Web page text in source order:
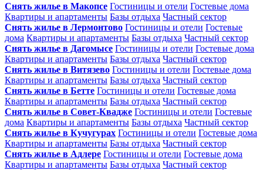
Снять жилье в Макопсе Гостиницы и отели Гостевые дома
Квартиры и апартаменты Базы отдыха Частный сектор
Снять жилье в Лермонтово Гостиницы и отели Гостевые
дома Квартиры и апартаменты Базы отдыха Частный сектор
Снять жилье в Дагомысе Гостиницы и отели Гостевые дома
Квартиры и апартаменты Базы отдыха Частный сектор
Снять жилье в Витязево Гостиницы и отели Гостевые дома
Квартиры и апартаменты Базы отдыха Частный сектор
Снять жилье в Бетте Гостиницы и отели Гостевые дома
Квартиры и апартаменты Базы отдыха Частный сектор
Снять жилье в Совет-Квадже Гостиницы и отели Гостевые
дома Квартиры и апартаменты Базы отдыха Частный сектор
Снять жилье в Кучугурах Гостиницы и отели Гостевые дома
Квартиры и апартаменты Базы отдыха Частный сектор
Снять жилье в Адлере Гостиницы и отели Гостевые дома
Квартиры и апартаменты Базы отдыха Частный сектор